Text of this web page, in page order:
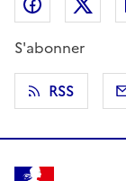
S'abonner
RSS